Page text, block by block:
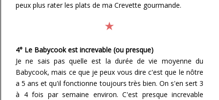
peux plus rater les plats de ma Crevette gourmande.
★
4° Le Babycook est increvable (ou presque)
Je ne sais pas quelle est la durée de vie moyenne du
Babycook, mais ce que je peux vous dire c'est que le nôtre
a 5 ans et qu'il fonctionne toujours très bien. On s'en sert 3
à 4 fois par semaine environ. C'est presque increvable